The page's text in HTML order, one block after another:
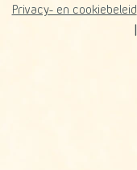
Privacy- en cookiebeleid